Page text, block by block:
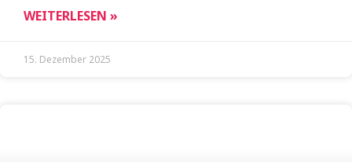
WEITERLESEN »
15. Dezember 2025